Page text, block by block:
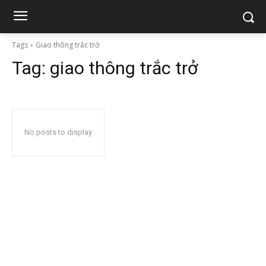
Tags Giao thông trắc trở
Tag: giao thông trắc trở
No posts to display